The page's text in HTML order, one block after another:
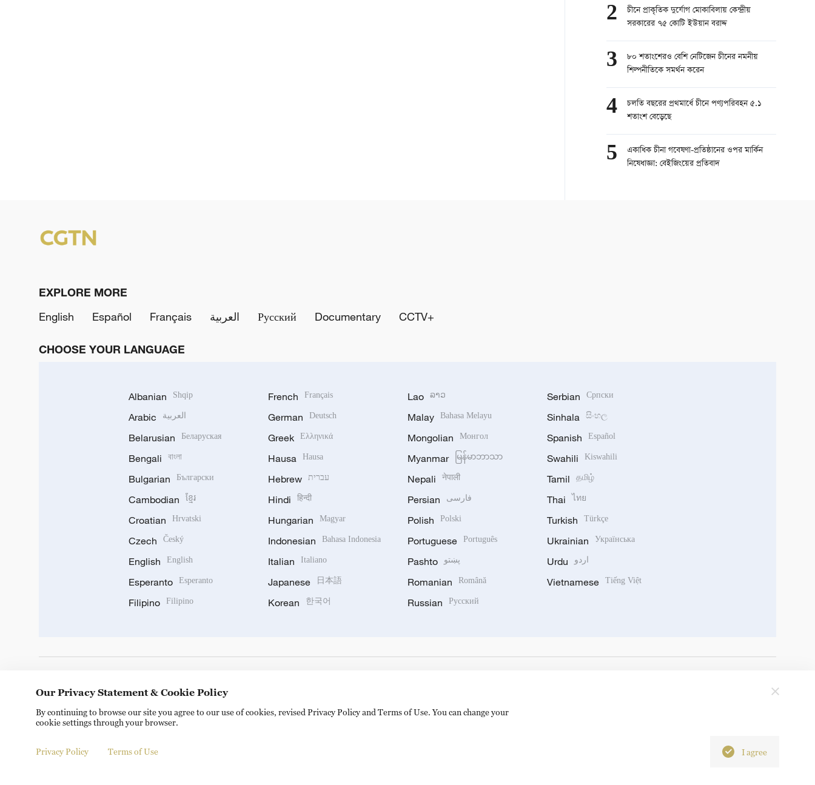
2
চীনে প্রাকৃতিক দুর্যোগ মোকাবিলায় কেন্দ্রীয়
সরকারের ৭৫ কোটি ইউয়ান বরাদ্দ
3
৮০ শতাংশেরও বেশি নেটিজেন চীনের নমনীয়
শিল্পনীতিকে সমর্থন করেন
4
চলতি বছরের প্রথমার্ধে চীনে পণ্যপরিবহন ৫.১
শতাংশ বেড়েছে
5
একাধিক চীনা গবেষণা-প্রতিষ্ঠানের ওপর মার্কিন
নিষেধাজ্ঞা: বেইজিংয়ের প্রতিবাদ
EXPLORE MORE
English
Español Français العربية Русский Documentary CCTV+
CHOOSE YOUR LANGUAGE
Albanian Shqip
Arabic العربية
Belarusian Беларуская
Bengali বাংলা
Bulgarian Български
Cambodian ខ្មែរ
Croatian Hrvatski
Czech Český
English English
Esperanto Esperanto
Filipino Filipino
French Français
German Deutsch
Greek Ελληνικά
Hausa Hausa
Hebrew עברית
Hindi हिन्दी
Hungarian Magyar
Indonesian Bahasa Indonesia
Italian Italiano
Japanese 日本語
Korean 한국어
Lao ລາວ
Malay Bahasa Melayu
Mongolian Монгол
Myanmar မြန်မာဘာသာ
Nepali नेपाली
Persian فارسی
Polish Polski
Portuguese Português
Pashto پښتو
Romanian Română
Russian Русский
Serbian Српски
Sinhala සිංහල
Spanish Español
Swahili Kiswahili
Tamil தமிழ்
Thai ไทย
Turkish Türkçe
Ukrainian Українська
Urdu اردو
Vietnamese Tiếng Việt
Copyright © 2024 CGTN. 京ICP备20000184号
Our Privacy Statement & Cookie Policy
By continuing to browse our site you agree to our use of cookies, revised Privacy Policy and Terms of Use. You can change your
cookie settings through your browser.
Privacy Policy Terms of Use I agree